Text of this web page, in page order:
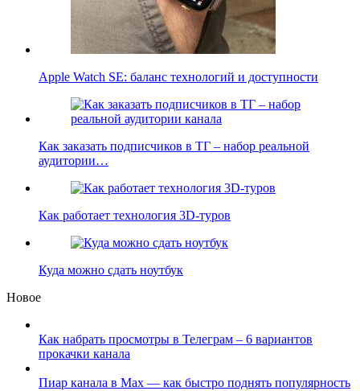
Apple Watch SE: баланс технологий и доступности
Как заказать подписчиков в ТГ – набор реальной
аудитории…
Как работает технология 3D-туров
Куда можно сдать ноутбук
Новое
Как набрать просмотры в Телеграм – 6 вариантов
прокачки канала
Пиар канала в Max — как быстро поднять популярность